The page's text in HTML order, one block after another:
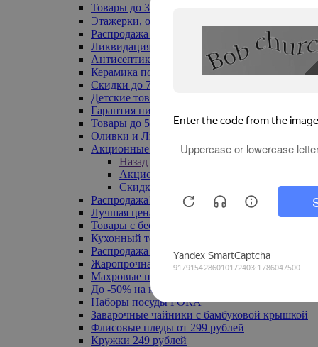
Товары до 399₽
Этажерки, обувницы
Распродажа текстиля до -50%
Ликвидация до -70%
Антисептики
Керамика по 129 руб
Скидки до 70%
Детские товары
Гарантия низкой цены
Товары до 500 руб
Оливки и Лимоны
Акционные товары
Назад
Акционные товары
Скидка 20% по промокоду
Распродажа! Ульяновск до -70%
Лучшая цена
Товары с бесплатной доставкой
Кухонный текстиль
Распродажа до -50%
Жаропрочная посуда
Махровые полотенца
До -50% на ковры
Наборы посуды FORA
Заварочные чайники с бамбуковой крышкой
Флисовые пледы от 299 рублей
Кружки 249 рублей